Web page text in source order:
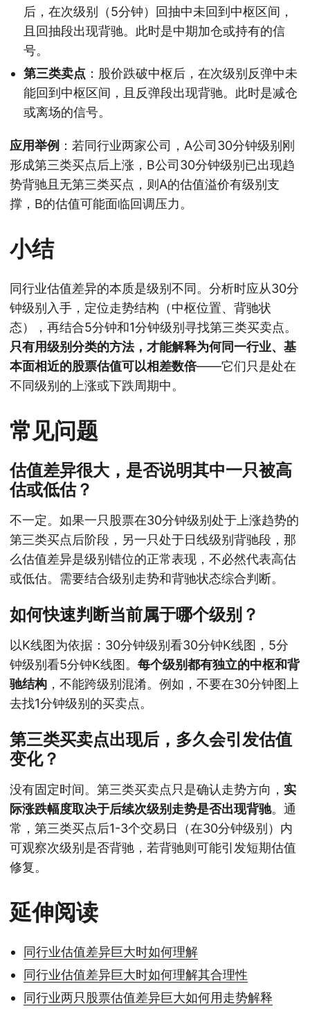
后，在次级别（5分钟）回抽中未回到中枢区间，
且回抽段出现背驰。此时是中期加仓或持有的信
号。
第三类卖点 ：股价跌破中枢后，在次级别反弹中未
能回到中枢区间，且反弹段出现背驰。此时是减仓
或离场的信号。
应用举例 ：若同行业两家公司，A公司30分钟级别刚
形成第三类买点后上涨，B公司30分钟级别已出现趋
势背驰且无第三类买点，则A的估值溢价有级别支
撑，B的估值可能面临回调压力。
小结
同行业估值差异的本质是级别不同。分析时应从30分
钟级别入手，定位走势结构（中枢位置、背驰状
态），再结合5分钟和1分钟级别寻找第三类买卖点。
只有用级别分类的方法，才能解释为何同一行业、基
本面相近的股票估值可以相差数倍——它们只是处在
不同级别的上涨或下跌周期中。
常见问题
估值差异很大，是否说明其中一只被高
估或低估？
不一定。如果一只股票在30分钟级别处于上涨趋势的
第三类买点后阶段，另一只处于日线级别背驰段，那
么估值差异是级别错位的正常表现，不必然代表高估
或低估。需要结合级别走势和背驰状态综合判断。
如何快速判断当前属于哪个级别？
以K线图为依据：30分钟级别看30分钟K线图，5分
钟级别看5分钟K线图。 每个级别都有独立的中枢和背
驰结构 ，不能跨级别混淆。例如，不要在30分钟图上
去找1分钟级别的买卖点。
第三类买卖点出现后，多久会引发估值
变化？
没有固定时间。第三类买卖点只是确认走势方向， 实
际涨跌幅度取决于后续次级别走势是否出现背驰。通
常，第三类买点后1-3个交易日（在30分钟级别）内
可观察次级别是否背驰，若背驰则可能引发短期估值
修复。
延伸阅读
同行业估值差异巨大时如何理解
同行业估值差异巨大时如何理解其合理性
同行业两只股票估值差异巨大如何用走势解释